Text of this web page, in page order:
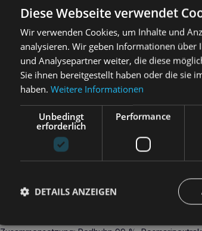
Produktbeschreibung
und O der Trainingsmotivation, des Vergnügens
OCH ACH-Leckerbissen enthalten kein Glycerin.
Perlhuhn – ist eine ausgezeichnete Quelle für
Selen, die dazu beitragen, die Zellen vor
Rosmarinextrakt – hat antibakterielle und
des Verdauungssystems beitragen.
Diese Webseite verwendet
Wir verwenden Cookies, um Inhalte und
analysieren. Wir geben Informationen über
und Analysepartner weiter, die diese
Sie ihnen bereitgestellt haben oder die sie
haben. Weitere Informationen
Unbedingt
erforderlich
Performance
DETAILS ANZEIGEN